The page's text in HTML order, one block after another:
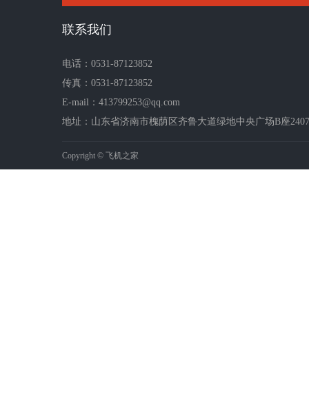
联系我们
电话：0531-87123852
传真：0531-87123852
E-mail：413799253@qq.com
地址：山东省济南市槐荫区齐鲁大道绿地中央广场B座
Copyright © 飞机之家